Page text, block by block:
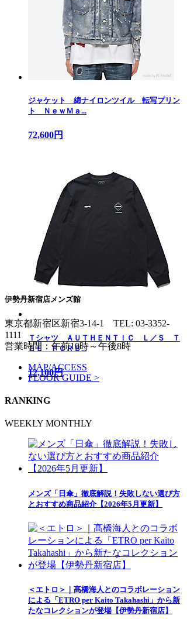
ジャケット 綿ナイロンツイル 転写プリン
ト ＮｅｗＭａ...
72,600円
Ｔシャツ ＡＵＴＨＥＮＴＩＣ Ｌ／Ｓ Ｔ
ＥＥ ＦＣＲＢ...
12,100円
伊勢丹新宿店メンズ館
東京都新宿区新宿3-14-1 TEL: 03-3352-
1111
営業時間：午前10時～午後8時
MAP/ACCESS
FLOOR GUIDE >
RANKING
WEEKLY MONTHLY
メンズ「日傘」徹底解説！失敗しない選び方
とおすすめ商品紹介【2026年5月更新】
＜エトロ＞｜髙橋海人とのコラボレーション
による「ETRO per Kaito Takahashi」から新
たなコレクションが登場【伊勢丹新宿店】